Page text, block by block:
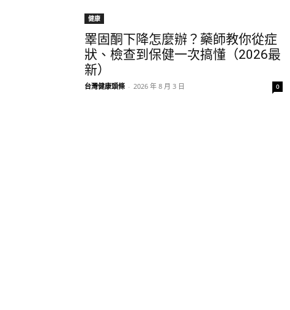
健康
睪固酮下降怎麼辦？藥師教你從症
狀、檢查到保健一次搞懂（2026最
新）
台灣健康頭條 - 2026 年 8 月 3 日 0